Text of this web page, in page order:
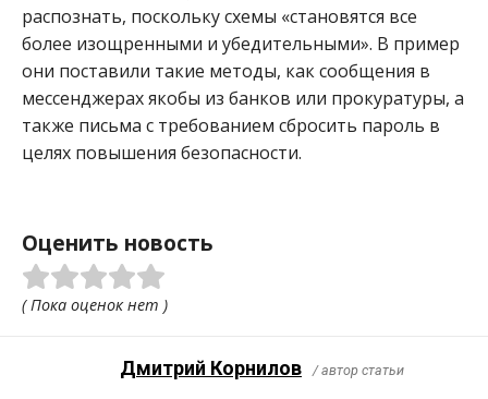
распознать, поскольку схемы «становятся все
более изощренными и убедительными». В пример
они поставили такие методы, как сообщения в
мессенджерах якобы из банков или прокуратуры, а
также письма с требованием сбросить пароль в
целях повышения безопасности.
Оценить новость
( Пока оценок нет )
Дмитрий Корнилов / автор статьи